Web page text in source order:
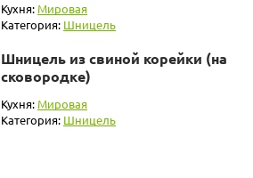
Кухня:Мировая
Категория: Шницель
Шницель из свиной корейки (на
сковородке)
Кухня: Мировая
Категория: Шницель